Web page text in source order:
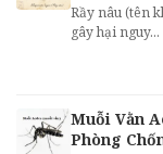
Rầy nâu (tên
gây hại nguy...
Muỗi Vằn
Phòng